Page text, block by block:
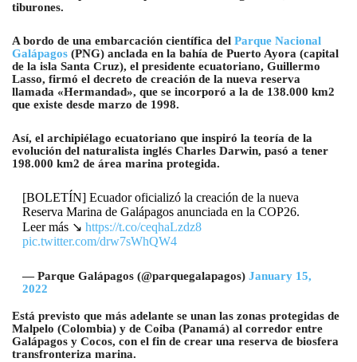
tiburones.
A bordo de una embarcación científica del Parque Nacional
Galápagos (PNG) anclada en la bahía de Puerto Ayora (capital
de la isla Santa Cruz), el presidente ecuatoriano, Guillermo
Lasso, firmó el decreto de creación de la nueva reserva
llamada «Hermandad», que se incorporó a la de 138.000 km2
que existe desde marzo de 1998.
Así, el archipiélago ecuatoriano que inspiró la teoría de la
evolución del naturalista inglés Charles Darwin, pasó a tener
198.000 km2 de área marina protegida.
[BOLETÍN] Ecuador oficializó la creación de la nueva
Reserva Marina de Galápagos anunciada en la COP26.
Leer más ↘️ https://t.co/ceqhaLzdz8
pic.twitter.com/drw7sWhQW4
— Parque Galápagos (@parquegalapagos) January 15,
2022
Está previsto que más adelante se unan las zonas protegidas de
Malpelo (Colombia) y de Coiba (Panamá) al corredor entre
Galápagos y Cocos, con el fin de crear una reserva de biosfera
transfronteriza marina.